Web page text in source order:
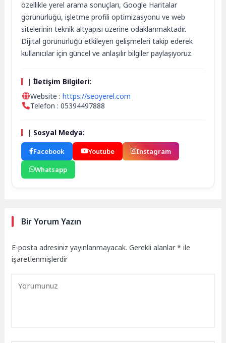
özellikle yerel arama sonuçları, Google Haritalar
görünürlüğü, işletme profili optimizasyonu ve web
sitelerinin teknik altyapısı üzerine odaklanmaktadır.
Dijital görünürlüğü etkileyen gelişmeleri takip ederek
kullanıcılar için güncel ve anlaşılır bilgiler paylaşıyoruz.
| İletişim Bilgileri:
Website :https://seoyerel.com
Telefon : 05394497888
| Sosyal Medya:
Facebook Youtube
Instagram
Whatsapp
Bir Yorum Yazın
E-posta adresiniz yayınlanmayacak. Gerekli alanlar* ile
işaretlenmişlerdir